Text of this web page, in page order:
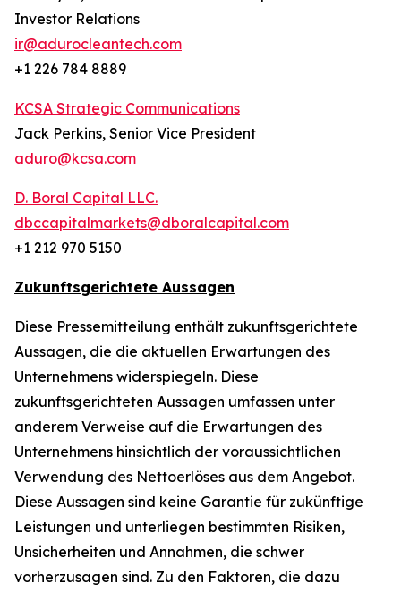
Investor Relations
ir@adurocleantech.com
+1 226 784 8889
KCSA Strategic Communications
Jack Perkins, Senior Vice President
aduro@kcsa.com
D. Boral Capital LLC.
dbccapitalmarkets@dboralcapital.com
+1 212 970 5150
Zukunftsgerichtete Aussagen
Diese Pressemitteilung enthält zukunftsgerichtete
Aussagen, die die aktuellen Erwartungen des
Unternehmens widerspiegeln. Diese
zukunftsgerichteten Aussagen umfassen unter
anderem Verweise auf die Erwartungen des
Unternehmens hinsichtlich der voraussichtlichen
Verwendung des Nettoerlöses aus dem Angebot.
Diese Aussagen sind keine Garantie für zukünftige
Leistungen und unterliegen bestimmten Risiken,
Unsicherheiten und Annahmen, die schwer
vorherzusagen sind. Zu den Faktoren, die dazu